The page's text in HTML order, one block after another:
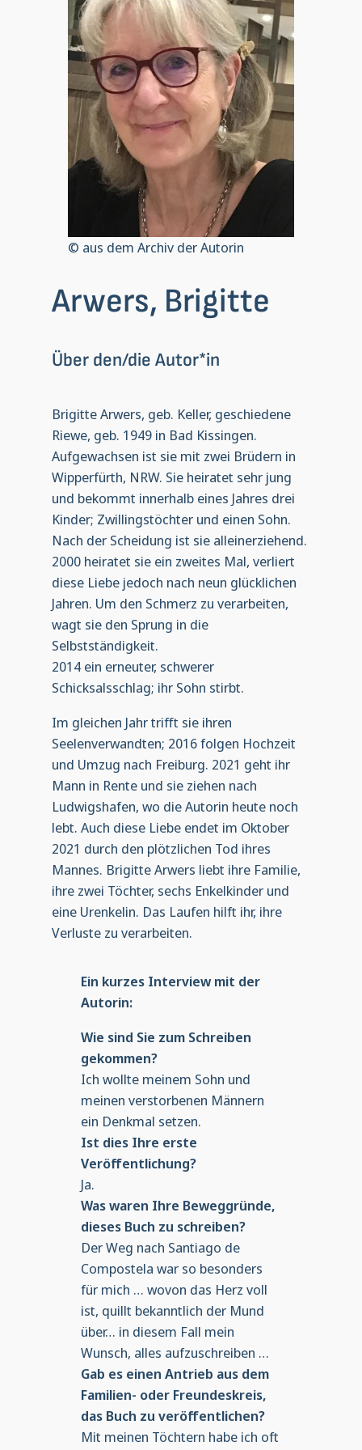
© aus dem Archiv der Autorin
Arwers, Brigitte
Über den/die Autor*in
Brigitte Arwers, geb. Keller, geschiedene
Riewe, geb. 1949 in Bad Kissingen.
Aufgewachsen ist sie mit zwei Brüdern in
Wipperfürth, NRW. Sie heiratet sehr jung
und bekommt innerhalb eines Jahres drei
Kinder; Zwillingstöchter und einen Sohn.
Nach der Scheidung ist sie alleinerziehend.
2000 heiratet sie ein zweites Mal, verliert
diese Liebe jedoch nach neun glücklichen
Jahren. Um den Schmerz zu verarbeiten,
wagt sie den Sprung in die
Selbstständigkeit.
2014 ein erneuter, schwerer
Schicksalsschlag; ihr Sohn stirbt.
Im gleichen Jahr trifft sie ihren
Seelenverwandten; 2016 folgen Hochzeit
und Umzug nach Freiburg. 2021 geht ihr
Mann in Rente und sie ziehen nach
Ludwigshafen, wo die Autorin heute noch
lebt. Auch diese Liebe endet im Oktober
2021 durch den plötzlichen Tod ihres
Mannes. Brigitte Arwers liebt ihre Familie,
ihre zwei Töchter, sechs Enkelkinder und
eine Urenkelin. Das Laufen hilft ihr, ihre
Verluste zu verarbeiten.
Ein kurzes Interview mit der
Autorin:
Wie sind Sie zum Schreiben
gekommen?
Ich wollte meinem Sohn und
meinen verstorbenen Männern
ein Denkmal setzen.
Ist dies Ihre erste
Veröffentlichung?
Ja.
Was waren Ihre Beweggründe,
dieses Buch zu schreiben?
Der Weg nach Santiago de
Compostela war so besonders
für mich … wovon das Herz voll
ist, quillt bekanntlich der Mund
über… in diesem Fall mein
Wunsch, alles aufzuschreiben …
Gab es einen Antrieb aus dem
Familien- oder Freundeskreis,
das Buch zu veröffentlichen?
Mit meinen Töchtern habe ich oft